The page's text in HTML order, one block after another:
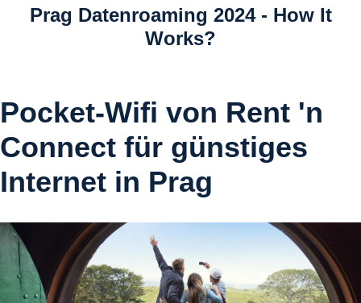
Prag Datenroaming 2024 - How It
Works?
Pocket-Wifi von Rent 'n
Connect für günstiges
Internet in Prag